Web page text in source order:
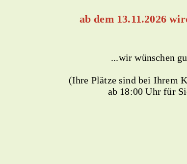
ab dem 13.11.2026
...wir wünschen
(Ihre Plätze sind bei Ihrem
ab 18:00 Uhr für